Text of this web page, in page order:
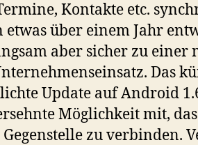
Kontakte etc.
etwas über einem Jahr
aber sicher zu
Das
Update auf Android
Möglichkeit mit,
zu verbinden.